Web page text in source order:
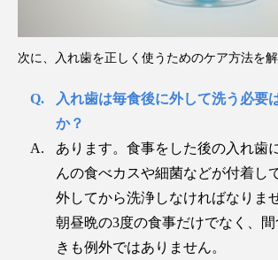
次に、入れ歯を正しく使うためのケア方法を解
入れ歯は毎食後に外して洗う必要
か？
あります。食事をした後の入れ歯
んの食べカスや細菌などが付着し
外してから洗浄しなければなりま
朝昼晩の3度の食事だけでなく、間
きも例外ではありません。